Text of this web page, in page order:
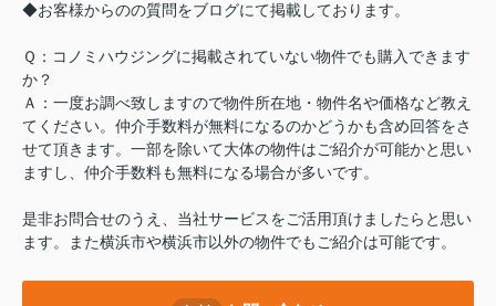
◆お客様からのの質問をブログにて掲載しております。
Ｑ：コノミハウジングに掲載されていない物件でも購入できます
か？
Ａ：一度お調べ致しますので物件所在地・物件名や価格など教え
てください。仲介手数料が無料になるのかどうかも含め回答をさ
せて頂きます。一部を除いて大体の物件はご紹介が可能かと思い
ますし、仲介手数料も無料になる場合が多いです。
是非お問合せのうえ、当社サービスをご活用頂けましたらと思い
ます。また横浜市や横浜市以外の物件でもご紹介は可能です。